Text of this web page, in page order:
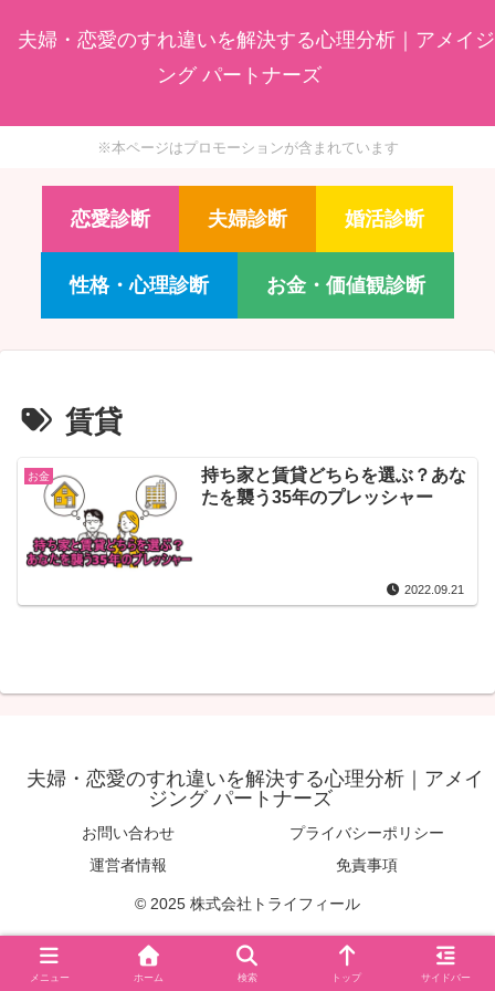
夫婦・恋愛のすれ違いを解決する心理分析｜アメイジ
ング パートナーズ
※本ページはプロモーションが含まれています
恋愛診断 夫婦診断 婚活診断
性格・心理診断 お金・価値観診断
賃貸
お金
持ち家と賃貸どちらを選ぶ？あな
たを襲う35年のプレッシャー
2022.09.21
夫婦・恋愛のすれ違いを解決する心理分析｜アメイ
ジング パートナーズ
お問い合わせ
プライバシーポリシー
運営者情報
免責事項
© 2025 株式会社トライフィール
メニュー ホーム 検索 トップ サイドバー